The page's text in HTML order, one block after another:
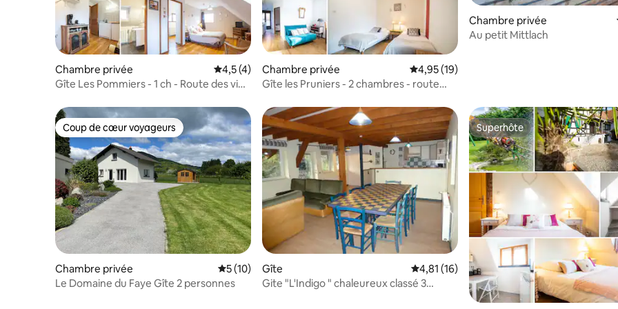
Chambre privée Évaluation moyenne sur la base de 4 commentaires : 4,5 sur 5
4,5 (4)
Gîte Les Pommiers - 1 ch - Route des vins
Chambre privée Évaluation moyenne sur la base de 19
4,95 (19)
Gîte les Pruniers - 2 chambres - route
Chambre privée
Au petit Mittlach
Coup de cœur voyageurs
Coup de cœur voyageurs
Chambre privée Évaluation moyenne sur la base de 10 commentaires : 5 sur 5
5 (10)
Le Domaine du Faye Gîte 2 personnes
Gîte Évaluation moyenne sur la base de 16
4,81 (16)
Gite "L'Indigo " chaleureux classé 3
Superhôte
Superhôte